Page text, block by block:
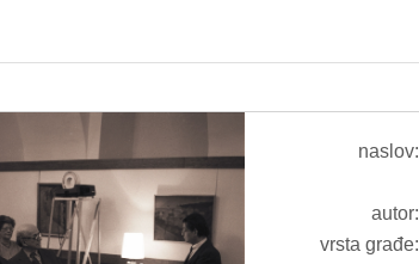
naslov:
autor:
vrsta građe: